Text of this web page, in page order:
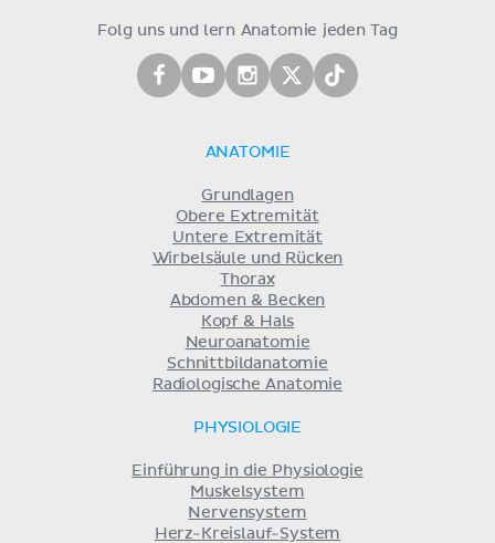
Folg uns und lern Anatomie jeden Tag
ANATOMIE
Grundlagen
Obere Extremität
Untere Extremität
Wirbelsäule und Rücken
Thorax
Abdomen & Becken
Kopf & Hals
Neuroanatomie
Schnittbildanatomie
Radiologische Anatomie
PHYSIOLOGIE
Einführung in die Physiologie
Muskelsystem
Nervensystem
Herz-Kreislauf-System